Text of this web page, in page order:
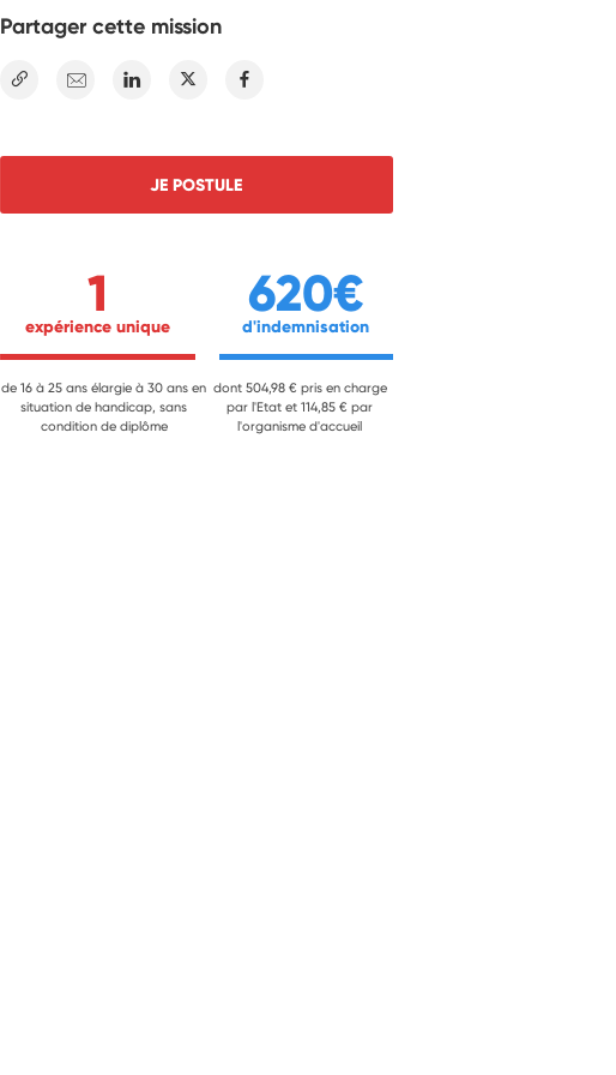
Partager cette mission
E-mail Linkedin Twitter
JE POSTULE
1
expérience unique
de 16 à 25 ans élargie à 30 ans en
situation de handicap, sans
condition de diplôme
620€
d'indemnisation
dont 504,98 € pris en charge
par l'Etat et 114,85 € par
l'organisme d'accueil